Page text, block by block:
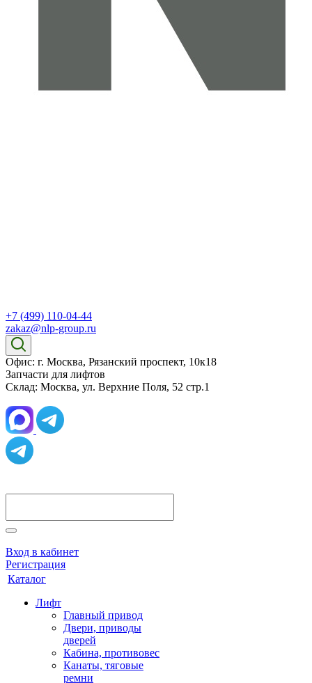
+7 (499) 110-04-44
zakaz@nlp-group.ru
Офис: г. Москва, Рязанский проспект, 10к18
Запчасти для лифтов
Склад: Москва, ул. Верхние Поля, 52 стр.1
Вход в кабинет
Регистрация
Каталог
Лифт
Главный привод
Двери, приводы
дверей
Кабина, противовес
Канаты, тяговые
ремни